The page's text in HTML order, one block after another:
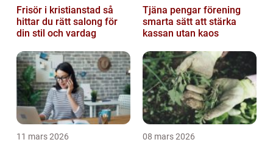
Frisör i kristianstad så
hittar du rätt salong för
din stil och vardag
Tjäna pengar förening
smarta sätt att stärka
kassan utan kaos
11 mars 2026 08 mars 2026